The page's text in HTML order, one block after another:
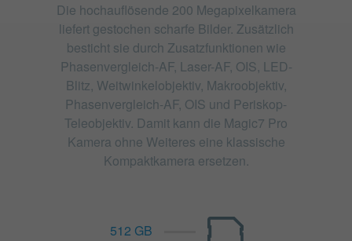
Die hochauflösende 200 Megapixelkamera
liefert gestochen scharfe Bilder. Zusätzlich
besticht sie durch Zusatzfunktionen wie
Phasenvergleich-AF, Laser-AF, OIS, LED-
Blitz, Weitwinkelobjektiv, Makroobjektiv,
Phasenvergleich-AF, OIS und Periskop-
Teleobjektiv. Damit kann die Magic7 Pro
Kamera ohne Weiteres eine klassische
Kompaktkamera ersetzen.
512 GB